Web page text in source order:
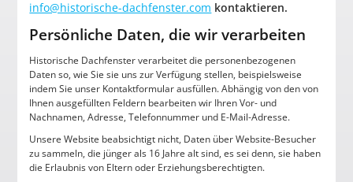
info@historische-dachfenster.com kontaktieren.
Persönliche Daten, die wir verarbeiten
Historische Dachfenster verarbeitet die personenbezogenen
Daten so, wie Sie sie uns zur Verfügung stellen, beispielsweise
indem Sie unser Kontaktformular ausfüllen. Abhängig von den von
Ihnen ausgefüllten Feldern bearbeiten wir Ihren Vor- und
Nachnamen, Adresse, Telefonnummer und E-Mail-Adresse.
Unsere Website beabsichtigt nicht, Daten über Website-Besucher
zu sammeln, die jünger als 16 Jahre alt sind, es sei denn, sie haben
die Erlaubnis von Eltern oder Erziehungsberechtigten.